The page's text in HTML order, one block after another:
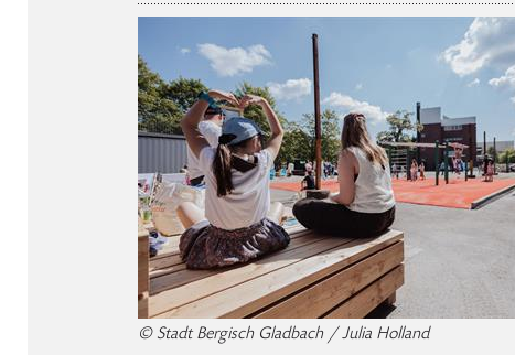
© Stadt Bergisch Gladbach / Julia Holland